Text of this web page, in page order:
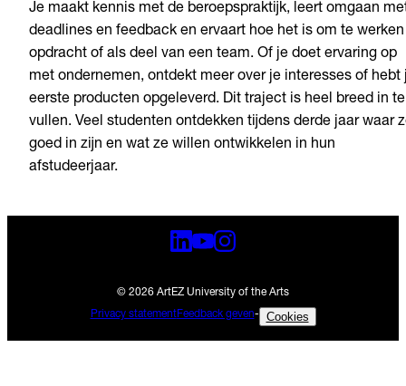
Je maakt kennis met de beroepspraktijk, leert omgaan
deadlines en feedback en ervaart hoe het is om te
opdracht of als deel van een team. Of je doet ervaring op
met ondernemen, ontdekt meer over je interesses of hebt
eerste producten opgeleverd. Dit traject is heel breed in te
vullen. Veel studenten ontdekken tijdens derde jaar waar
goed in zijn en wat ze willen ontwikkelen in hun
afstudeerjaar.
© 2026 ArtEZ University of the Arts
Privacy statementFeedback geven- Cookies